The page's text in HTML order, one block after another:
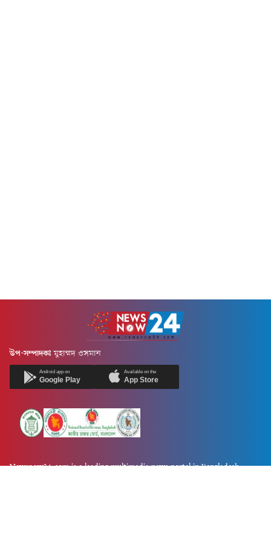
উপ-সম্পাদকঃ মুহাম্মদ ওসমান
Android app on
Google Play
Available on the
App Store
Newsnow24.com is a leading multimedia news portal in Bangladesh.